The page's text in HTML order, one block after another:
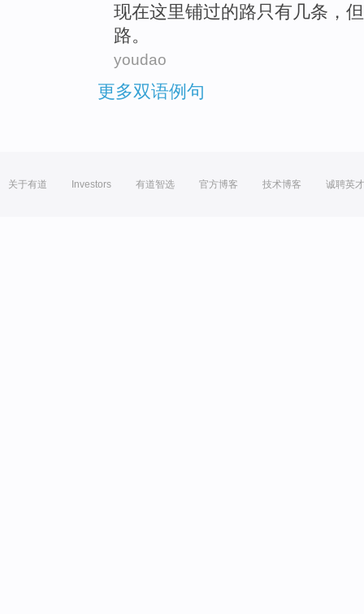
现在这里铺过的路只有几条， 但
路。
youdao
更多双语例句
关于有道 Investors 有道智选 官方博客 技术博客 诚聘英才